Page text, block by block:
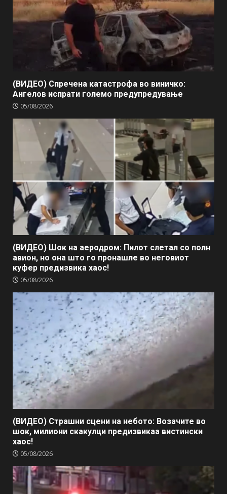
(ВИДЕО) Спречена катастрофа во виничко:
Ангелов испрати големо предупредување
05/08/2026
(ВИДЕО) Шок на аеродром: Пилот слетал со полн
авион, но она што го пронашле во неговиот
куфер предизвика хаос!
05/08/2026
(ВИДЕО) Страшни сцени на небото: Возачите во
шок, милиони скакулци предизвикаа вистински
хаос!
05/08/2026